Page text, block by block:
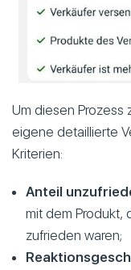
Um diesen Prozess
eigene detaillierte
Kriterien:
Anteil
mit dem Produkt,
zufrieden waren;